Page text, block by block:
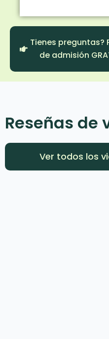
Tienes preguntas?
de admisión
Reseñas de
Ver todos los